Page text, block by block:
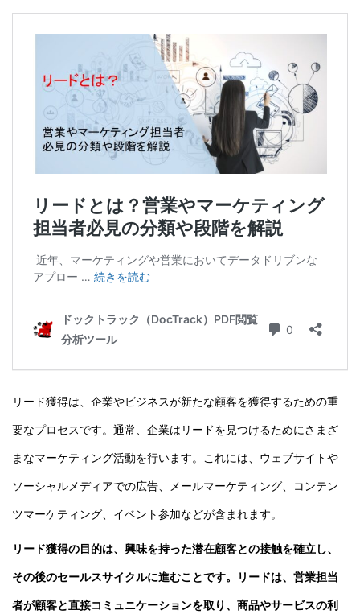
リード獲得は、企業やビジネスが新たな顧客を獲得するための重
要なプロセスです。通常、企業はリードを見つけるためにさまざ
まなマーケティング活動を行います。これには、ウェブサイトや
ソーシャルメディアでの広告、メールマーケティング、コンテン
ツマーケティング、イベント参加などが含まれます。
リード獲得の目的は、興味を持った潜在顧客との接触を確立し、
その後のセールスサイクルに進むことです。リードは、営業担当
者が顧客と直接コミュニケーションを取り、商品やサービスの利